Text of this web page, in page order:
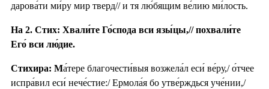
дарова́ти ми́ру мир тверд// и тя лю́бящим ве́лию ми́лость.
На 2. Стих: Хвали́те Го́спода вси язы́цы,// похвали́те
Его́ вси лю́дие.
Стихира: Ма́тере благочести́выя возжела́л еси́ ве́ру,/ о́тчее
испра́вил еси́ нече́стие:/ Ермола́я бо утве́рждься уче́нии,/